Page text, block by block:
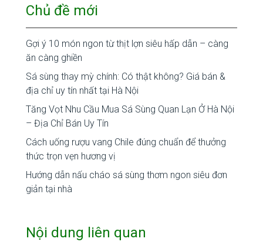
Chủ đề mới
Gợi ý 10 món ngon từ thịt lợn siêu hấp dẫn – càng
ăn càng ghiền
Sá sùng thay mỳ chính: Có thật không? Giá bán &
địa chỉ uy tín nhất tại Hà Nội
Tăng Vọt Nhu Cầu Mua Sá Sùng Quan Lạn Ở Hà Nội
– Địa Chỉ Bán Uy Tín
Cách uống rượu vang Chile đúng chuẩn để thưởng
thức trọn vẹn hương vị
Hướng dẫn nấu cháo sá sùng thơm ngon siêu đơn
giản tại nhà
Nội dung liên quan